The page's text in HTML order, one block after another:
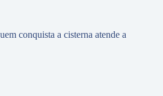
conquista a cisterna atende a